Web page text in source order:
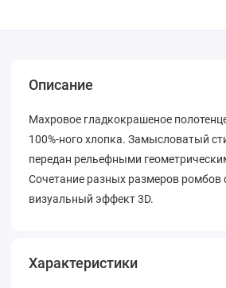
Описание
Махровое гладкокрашеное
100%-ного хлопка. Замысловатый
передан рельефными
Сочетание разных размеров ромбов
визуальный эффект 3D.
Характеристики